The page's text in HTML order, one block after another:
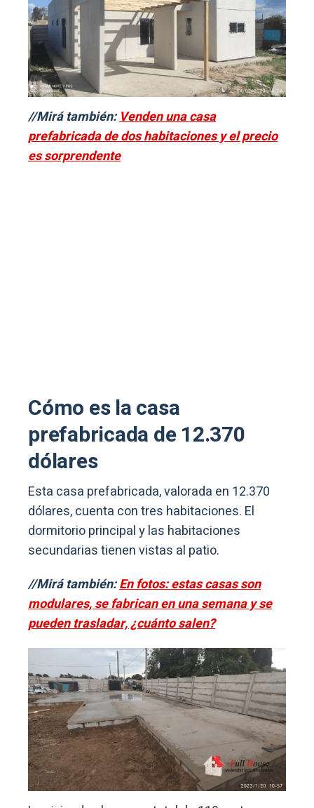
//Mirá también:Venden una casa
prefabricada de dos habitaciones y el precio
es sorprendente
Cómo es la casa
prefabricada de 12.370
dólares
Esta casa prefabricada, valorada en 12.370
dólares, cuenta con tres habitaciones. El
dormitorio principal y las habitaciones
secundarias tienen vistas al patio.
//Mirá también:En fotos: estas casas son
modulares, se fabrican en una semana y se
pueden trasladar, ¿cuánto salen?